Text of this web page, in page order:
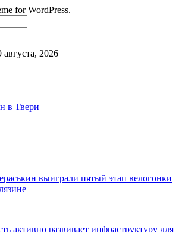
for WordPress.
августа, 2026
в Твери
выиграли пятый этап велогонки
активно развивает инфраструктуру для